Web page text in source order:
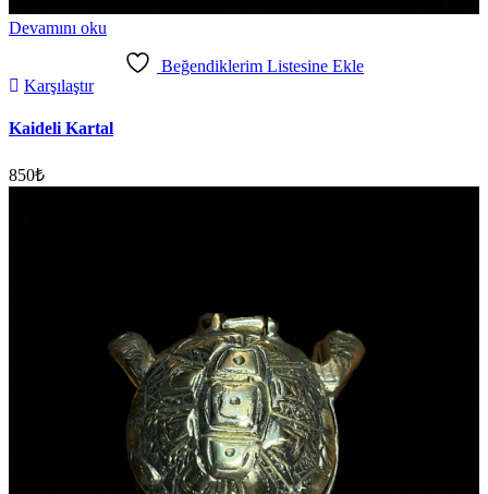
Devamını oku
Beğendiklerim Listesine Ekle
Karşılaştır
Kaideli Kartal
850₺